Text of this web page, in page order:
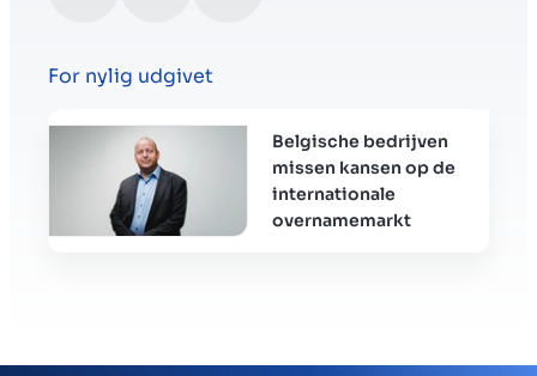
Køb af virksomhed
Insights
For nylig udgivet
Belgische bedrijven
missen kansen op de
internationale
overnamemarkt